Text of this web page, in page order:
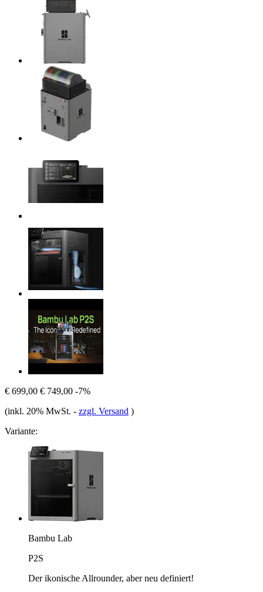
€ 699,00 € 749,00 -7%
(inkl. 20% MwSt. - zzgl. Versand )
Variante:
Bambu Lab
P2S
Der ikonische Allrounder, aber neu definiert!